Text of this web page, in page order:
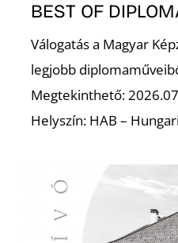
BEST OF
Válogatás a Magyar
legjobb
Megtekinthető:
Helyszín: HAB –